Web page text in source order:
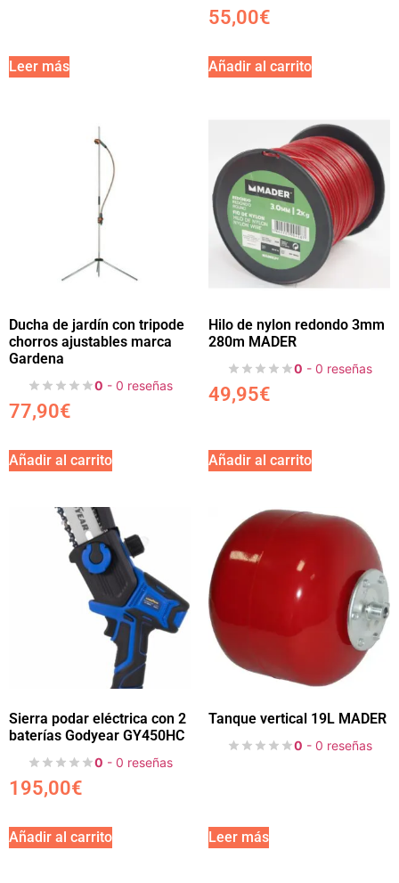
Leer más
55,00€
Añadir al carrito
Ducha de jardín con tripode
chorros ajustables marca
Gardena
0 - 0 reseñas
77,90€
Añadir al carrito
Hilo de nylon redondo 3mm
280m MADER
0 - 0 reseñas
49,95€
Añadir al carrito
Sierra podar eléctrica con 2
baterías Godyear GY450HC
0 - 0 reseñas
195,00€
Añadir al carrito
Tanque vertical 19L MADER
0 - 0 reseñas
Leer más